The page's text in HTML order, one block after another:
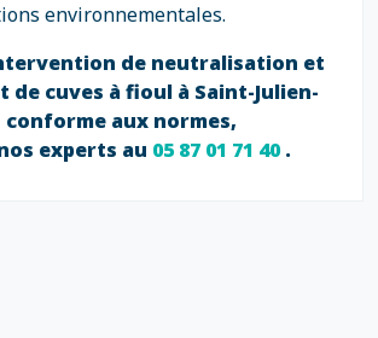
environnementales.
de neutralisation et
de cuves à fioul à Saint-Julien-
conforme aux normes,
experts au 05 87 01 71 40.